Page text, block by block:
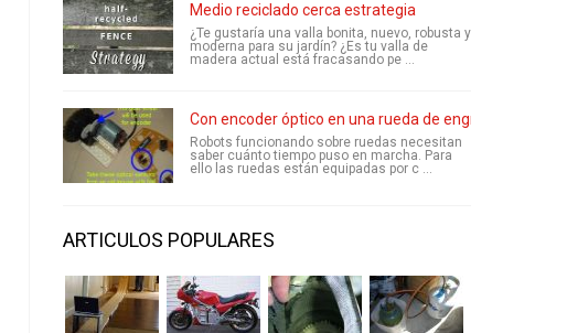
Medio reciclado cerca estrategia
¿Te gustaría una valla bonita, nuevo, robusta y
moderna para su jardín? ¿Es tu valla de
madera actual está fracasando pe ...
Con encoder óptico en una rueda de engranaje del
Robots funcionando sobre ruedas necesitan
saber cuánto tiempo puso en marcha. Para
ello las ruedas están equipadas por c ...
ARTICULOS POPULARES